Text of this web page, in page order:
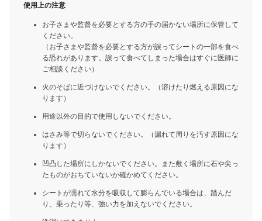
使用上の注意
お子さまや監督を必要とする方の手の届かない場所に保管して
ください。
（お子さまや監督を必要とする方が誤ってシートの一部を食べ
る恐れがあります。誤って食べてしまった場合はすぐに医師に
ご相談ください）
火のそばに近づけないでください。（溶けたり燃える原因にな
ります）
用途以外の目的で使用しないでください。
はさみ等で切らないでください。（漏れて周りを汚す原因にな
ります）
凹凸した場所にしかないでください。また敷く場所に石や尖っ
たものがおちていないか確かめてください。
シートが濡れて水分を吸収して膨らんでいる場合は、踏んだ
り、乗ったり等、強い力を加えないでください。